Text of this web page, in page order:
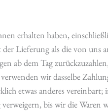
erhalten haben,
Lieferung als die von uns
ab dem Tag
wir dasselbe
etwas anderes vereinbart;
bis wir die Waren